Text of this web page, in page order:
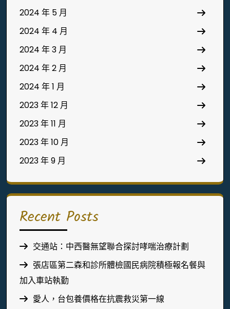
2024 年 5 月
2024 年 4 月
2024 年 3 月
2024 年 2 月
2024 年 1 月
2023 年 12 月
2023 年 11 月
2023 年 10 月
2023 年 9 月
Recent Posts
交通站：中西醫無望聯合探討哮喘治療計劃
張店區第二森和診所體檢國民病院積極報名餐與
加入車站執勤
愛人，台包養價格在抗震救災第一線